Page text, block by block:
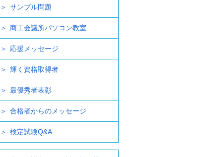
サンプル問題
商工会議所パソコン教室
応援メッセージ
輝く資格取得者
最優秀者表彰
合格者からのメッセージ
検定試験Q&A